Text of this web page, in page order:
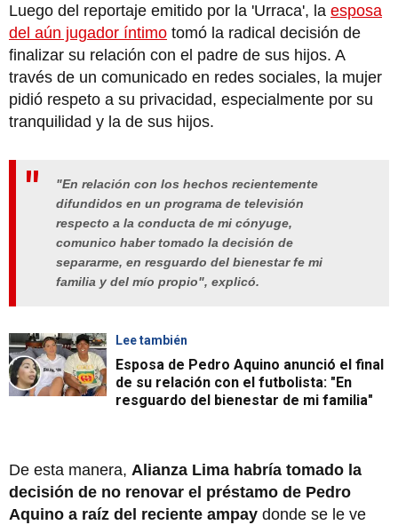
Luego del reportaje emitido por la 'Urraca', la esposa
del aún jugador íntimo tomó la radical decisión de
finalizar su relación con el padre de sus hijos. A
través de un comunicado en redes sociales, la mujer
pidió respeto a su privacidad, especialmente por su
tranquilidad y la de sus hijos.
"En relación con los hechos recientemente
difundidos en un programa de televisión
respecto a la conducta de mi cónyuge,
comunico haber tomado la decisión de
separarme, en resguardo del bienestar fe mi
familia y del mío propio", explicó.
Lee también
Esposa de Pedro Aquino anunció el final
de su relación con el futbolista: "En
resguardo del bienestar de mi familia"
De esta manera, Alianza Lima habría tomado la
decisión de no renovar el préstamo de Pedro
Aquino a raíz del reciente ampay donde se le ve